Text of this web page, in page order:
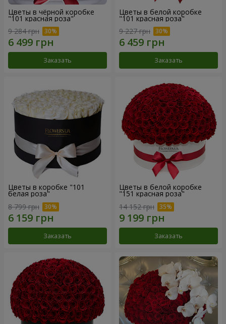
Цветы в чёрной коробке
"101 красная роза"
9 284 грн
Заказать
Цветы в белой коробке
"101 красная роза"
9 227 грн
Заказать
Цветы в коробке "101
белая роза"
8 799 грн
Заказать
Цветы в белой коробке
"151 красная роза"
14 152 грн
Заказать